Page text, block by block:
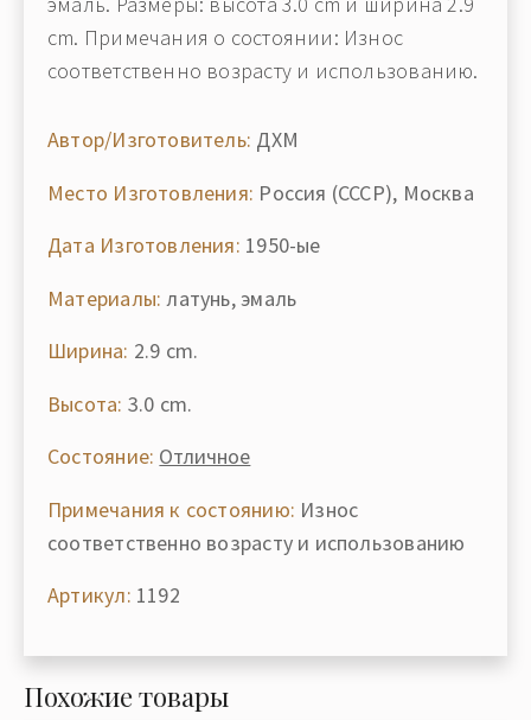
cm. Примечания о состоянии: Износ
соответственно возрасту и использованию.
Автор/Изготовитель: ДХМ
Место Изготовления: Россия (СССР), Москва
Дата Изготовления: 1950-ые
Материалы: латунь, эмаль
Ширина: 2.9 cm.
Высота: 3.0 cm.
Состояние: Отличное
Примечания к состоянию: Износ
соответственно возрасту и использованию
Артикул: 1192
Похожие товары